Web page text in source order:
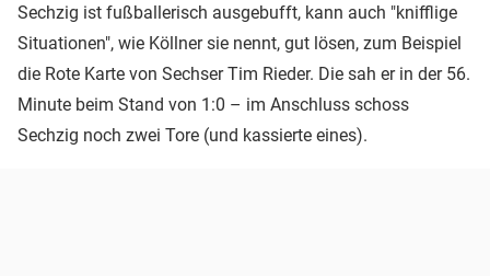
Sechzig ist fußballerisch ausgebufft, kann auch "knifflige
Situationen", wie Köllner sie nennt, gut lösen, zum Beispiel
die Rote Karte von Sechser Tim Rieder. Die sah er in der 56.
Minute beim Stand von 1:0 – im Anschluss schoss
Sechzig noch zwei Tore (und kassierte eines).